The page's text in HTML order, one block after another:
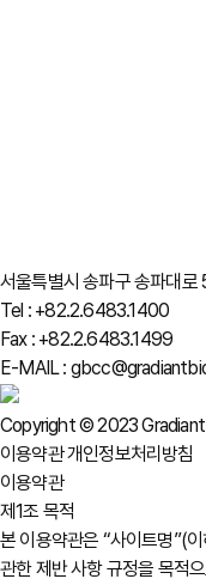
서울특별시 송파구 송파대
Tel : +82.2.6483.1400
Fax : +82.2.6483.1499
E-MAIL :
Copyright © 2023
이용약관개인정보처리방침
이용약관
제1조 목적
본 이용약관은 “사이트명”(
관한 제반 사항 규정을 목적